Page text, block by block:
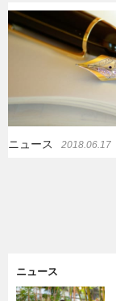
ニュース 2018.06.17
ニュース